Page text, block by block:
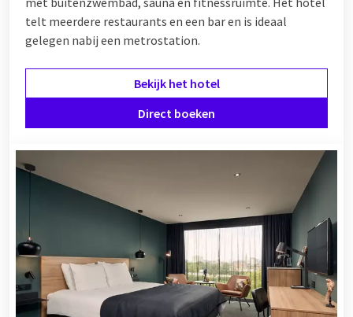
telt meerdere restaurants en een bar en is ideaal
gelegen nabij een metrostation.
Bekijk het hotel
Direct boeken